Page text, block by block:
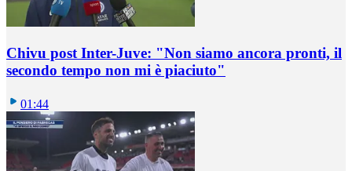
Chivu post Inter-Juve: "Non siamo ancora pronti, il
secondo tempo non mi è piaciuto"
01:44